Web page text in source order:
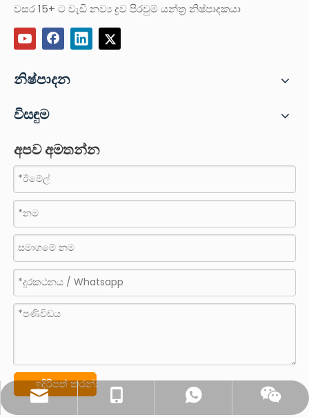
වසර 15+ ට වැඩි නව්‍ය ද්‍රව පිරවුම් යන්ත්‍ර නිෂ්පාදකයා
sales@pestopack.com
0086- 18151995436
නිෂ්පාදන
විසඳුම
අපව අමතන්න
ඉදිරිපත් කරන්න